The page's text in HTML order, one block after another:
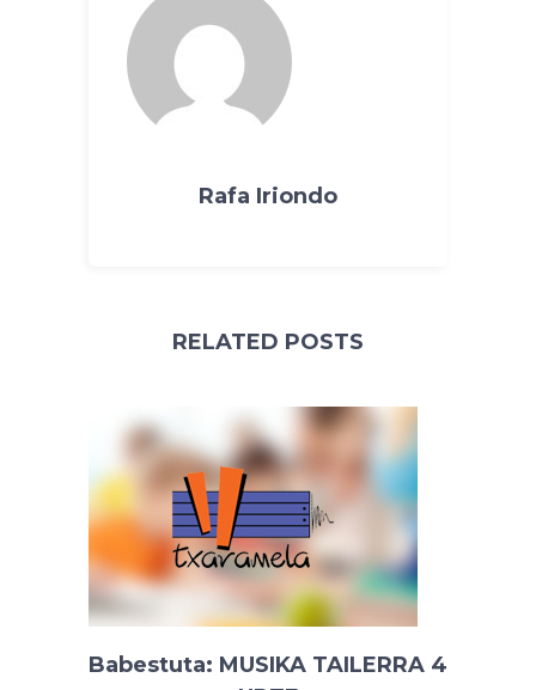
Rafa Iriondo
RELATED POSTS
Babestuta: MUSIKA TAILERRA 4